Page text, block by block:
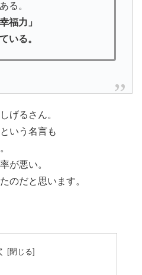
る。
福力」
いる。
げるさん。
という名言も
が悪い。
のだと思います。